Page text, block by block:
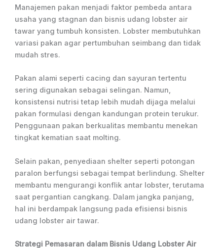
Manajemen pakan menjadi faktor pembeda antara
usaha yang stagnan dan bisnis udang lobster air
tawar yang tumbuh konsisten. Lobster membutuhkan
variasi pakan agar pertumbuhan seimbang dan tidak
mudah stres.
Pakan alami seperti cacing dan sayuran tertentu
sering digunakan sebagai selingan. Namun,
konsistensi nutrisi tetap lebih mudah dijaga melalui
pakan formulasi dengan kandungan protein terukur.
Penggunaan pakan berkualitas membantu menekan
tingkat kematian saat molting.
Selain pakan, penyediaan shelter seperti potongan
paralon berfungsi sebagai tempat berlindung. Shelter
membantu mengurangi konflik antar lobster, terutama
saat pergantian cangkang. Dalam jangka panjang,
hal ini berdampak langsung pada efisiensi bisnis
udang lobster air tawar.
Strategi Pemasaran dalam Bisnis Udang Lobster Air